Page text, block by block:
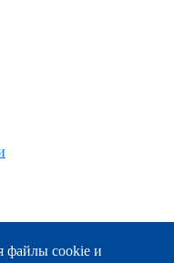
51
файлы cookie и